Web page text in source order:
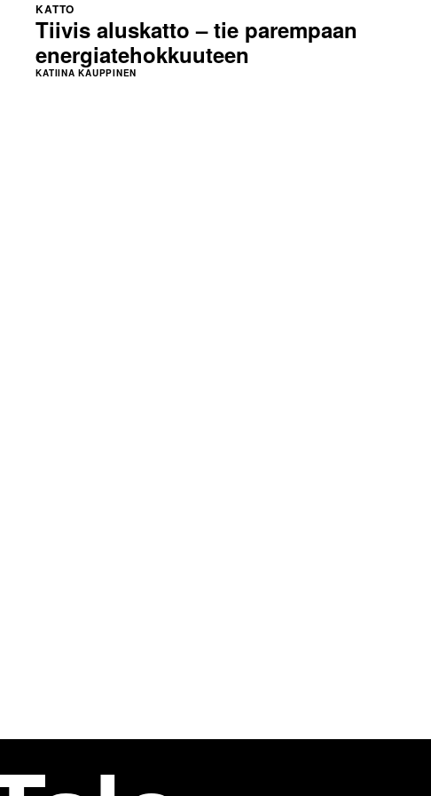
Tiivis aluskatto – tie parempaan
energiatehokkuuteen
KATTO
KATIINA KAUPPINEN